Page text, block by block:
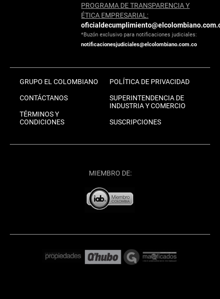
PROGRAMA DE TRANSPARENCIA Y
ÉTICA EMPRESARIAL:
*Buzón exclusivo para notificaciones judiciales:
notificacionesjudiciales@elcolombiano.com.co
GRUPO EL COLOMBIANO
CONTÁCTANOS
TÉRMINOS Y
CONDICIONES
POLÍTICA DE PRIVACIDAD
SUPERINTENDENCIA DE
INDUSTRIA Y COMERCIO
SUSCRIPCIONES
MIEMBRO DE: